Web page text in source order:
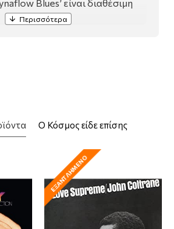
Blues’ είναι διαθέσιμη
Ο Κόσμος είδε επίσης
ΕΞΑΝΤΛΗΜΈΝΟ